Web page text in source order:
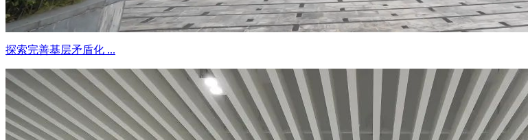
探索完善基层矛盾化 ...